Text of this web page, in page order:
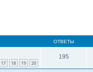
ОТВЕТЫ
17 18 19 20
195